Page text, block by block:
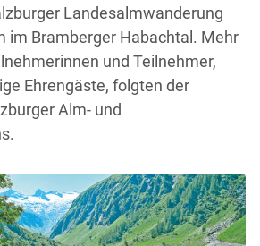
Landesalmwanderung
im Bramberger Habachtal. Mehr
und Teilnehmer,
Ehrengäste, folgten der
Alm- und